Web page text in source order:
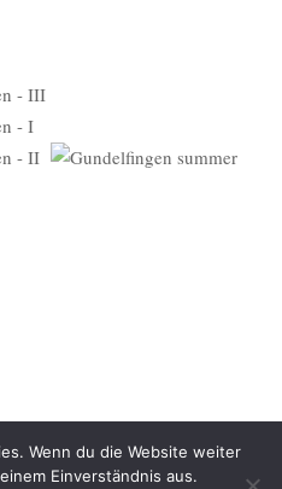
Wenn du die Website weiter
Einverständnis aus.